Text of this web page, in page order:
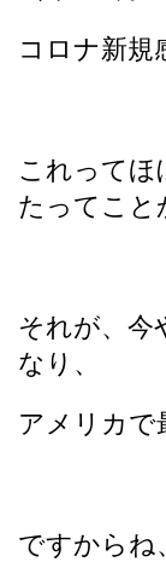
コロナ新規
これってほ
たってこと
それが、今
なり、
アメリカで
ですからね